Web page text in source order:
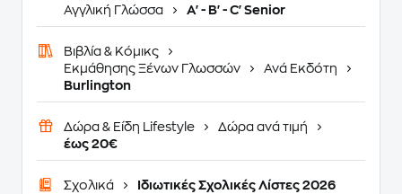
Αγγλική Γλώσσα
A' - B' - C' Senior
Βιβλία & Κόμικς
Εκμάθησης Ξένων Γλωσσών
Ανά Εκδότη
Burlington
Δώρα & Είδη Lifestyle
Δώρα ανά τιμή
έως 20€
Σχολικά Ιδιωτικές Σχολικές Λίστες 2026